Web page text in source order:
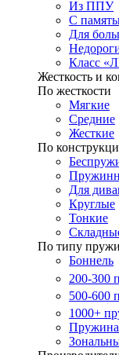
Из ППУ
С
Для
Класс
Жесткость и
По жесткости
Мягкие
Средние
Жесткие
По
Для
Круглые
Тонкие
По типу
Боннель
200-300
500-600
1000+